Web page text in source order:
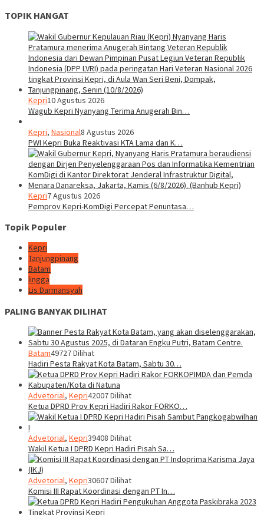
TOPIK HANGAT
Kepri10 Agustus 2026
Wagub Kepri Nyanyang Terima Anugerah Bin…
Kepri, Nasional8 Agustus 2026
PWI Kepri Buka Reaktivasi KTA Lama dan K…
Kepri7 Agustus 2026
Pemprov Kepri-KomDigi Percepat Penuntasa…
Topik Populer
Kepri
Tanjungpinang
Batam
lingga
Lis Darmansyah
PALING BANYAK DILIHAT
Batam49727 Dilihat
Hadiri Pesta Rakyat Kota Batam, Sabtu 30…
Advetorial, Kepri42007 Dilihat
Ketua DPRD Prov Kepri Hadiri Rakor FORKO…
Advetorial, Kepri39408 Dilihat
Wakil Ketua I DPRD Kepri Hadiri Pisah Sa…
Advetorial, Kepri30607 Dilihat
Komisi III Rapat Koordinasi dengan PT In…